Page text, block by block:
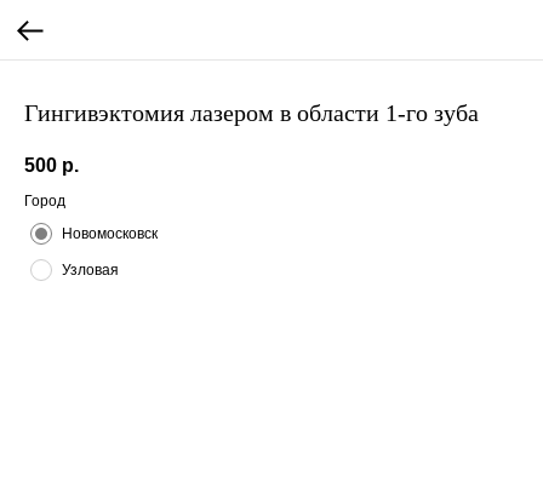
Гингивэктомия лазером в области 1-го зуба
500 р.
Город
Новомосковск
Узловая